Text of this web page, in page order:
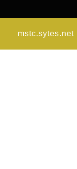
mstc.sytes.net